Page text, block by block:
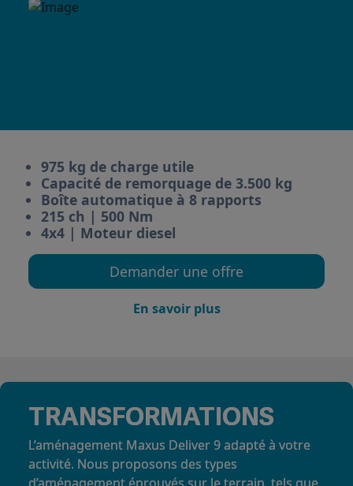
975 kg de charge utile
Capacité de remorquage de 3.500 kg
Boîte automatique à 8 rapports
215 ch | 500 Nm
4x4 | Moteur diesel
Demander une offre
En savoir plus
TRANSFORMATIONS
L’aménagement Maxus Deliver 9 adapté à votre
activité. Nous proposons des types